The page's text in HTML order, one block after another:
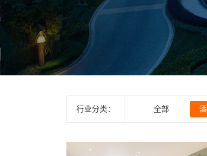
行业分类： 全部